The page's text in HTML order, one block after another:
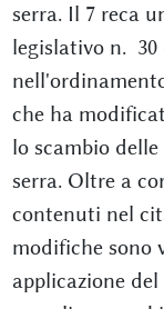
serra. Il 7 reca
legislativo n. 30
che ha
lo scambio
serra. Oltre a
contenuti nel
modifiche sono
applicazione